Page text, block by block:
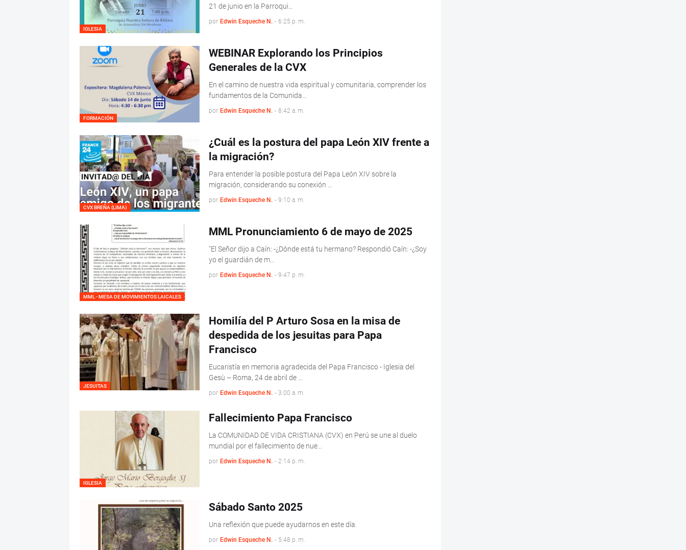
IGLESIA
21 de junio en la Parroqui…
por Edwin Esqueche N. - 6:25 p. m.
FORMACIÓN
WEBINAR Explorando los Principios
Generales de la CVX
En el camino de nuestra vida espiritual y comunitaria, comprender los
fundamentos de la Comunida…
por Edwin Esqueche N. - 8:42 a. m.
CVX BREÑA (LIMA)
¿Cuál es la postura del papa León XIV frente a
la migración?
Para entender la posible postura del Papa León XIV sobre la
migración, considerando su conexión …
por Edwin Esqueche N. - 9:10 a. m.
MML - MESA DE MOVIMIENTOS LAICALES
MML Pronunciamiento 6 de mayo de 2025
"El Señor dijo a Caín: -¿Dónde está tu hermano? Respondió Caín: -¿Soy
yo el guardián de m…
por Edwin Esqueche N. - 9:47 p. m.
JESUITAS
Homilía del P Arturo Sosa en la misa de
despedida de los jesuitas para Papa
Francisco
Eucaristía en memoria agradecida del Papa Francisco - Iglesia del
Gesù – Roma, 24 de abril de …
por Edwin Esqueche N. - 3:00 a. m.
IGLESIA
Fallecimiento Papa Francisco
La COMUNIDAD DE VIDA CRISTIANA (CVX) en Perú se une al duelo
mundial por el fallecimiento de nue…
por Edwin Esqueche N. - 2:14 p. m.
Sábado Santo 2025
Una reflexión que puede ayudarnos en este día.
por Edwin Esqueche N. - 5:48 p. m.